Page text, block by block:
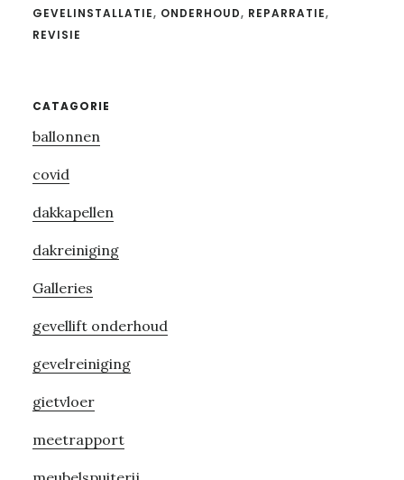
GEVELINSTALLATIE, ONDERHOUD, REPARRATIE,
REVISIE
Primary
Sidebar
CATAGORIE
ballonnen
covid
dakkapellen
dakreiniging
Galleries
gevellift onderhoud
gevelreiniging
gietvloer
meetrapport